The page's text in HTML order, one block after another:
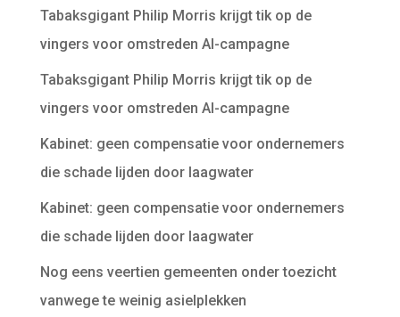
Tabaksgigant Philip Morris krijgt tik op de
vingers voor omstreden AI-campagne
Tabaksgigant Philip Morris krijgt tik op de
vingers voor omstreden AI-campagne
Kabinet: geen compensatie voor ondernemers
die schade lijden door laagwater
Kabinet: geen compensatie voor ondernemers
die schade lijden door laagwater
Nog eens veertien gemeenten onder toezicht
vanwege te weinig asielplekken